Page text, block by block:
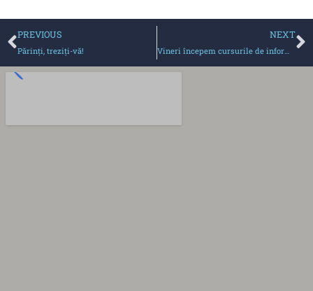
PREVIOUS
Părinţi, treziţi-vă!
NEXT
Vineri începem cursurile de informatica